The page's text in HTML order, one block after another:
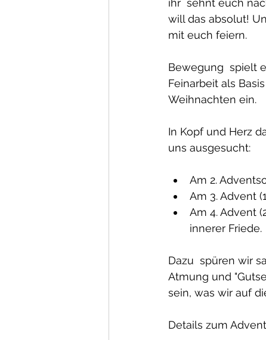
ihr  sehnt euch
will das absolut!
mit euch feiern.
Bewegung  spielt
Feinarbeit als
Weihnachten ein.
In Kopf und Herz
uns ausgesucht:
Am 2.
Am 3. Advent
Am 4. Advent
innerer Friede.
Dazu  spüren wir
Atmung und
sein, was wir auf
Details zum